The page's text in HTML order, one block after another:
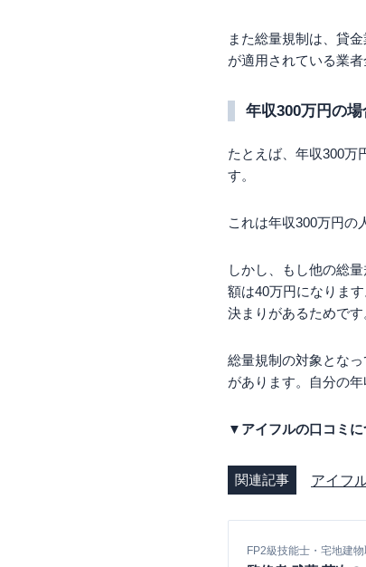
また総量規制は、貸
が適用されている業
年収300万円の
たとえば、年収300万
す。
これは年収300万円の
しかし、もし他の総
額は40万円になりま
決まりがあるためです
総量規制の対象とな
があります。自分の
▼アイフルの口コミに
関連記事 アイフ
FP2級技能士・宅地建